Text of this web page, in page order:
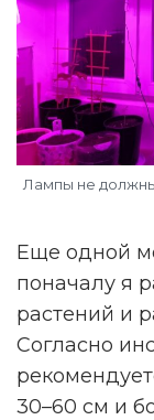
Лампы не
Еще одной
поначалу я
растений и
Согласно
30–60 см и